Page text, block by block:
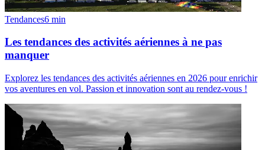
Tendances6 min
Les tendances des activités aériennes à ne pas
manquer
Explorez les tendances des activités aériennes en 2026 pour enrichir
vos aventures en vol. Passion et innovation sont au rendez-vous !